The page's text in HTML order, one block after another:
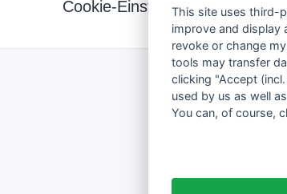
Cookie-Einstellungen ändern
This site uses third-
improve and display
revoke or change
tools may transfer
clicking "Accept
used by us as well
You can, of course,